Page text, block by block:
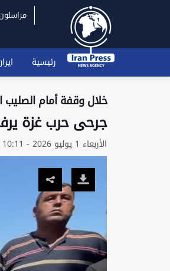
رئيسية
خلال وقفة أمام الصليب
جرحى حرب غزة
الأربعاء 1 يوليو 2026 - 10:11 بتوقيت غرينتش [ آخر تحديث: الأربعاء 1 يوليو 2026 - 11:09 بتوقيت غرينتش ]